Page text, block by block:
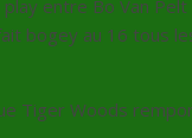
entre Bo Van
bogey au 16 tous
Tiger Woods